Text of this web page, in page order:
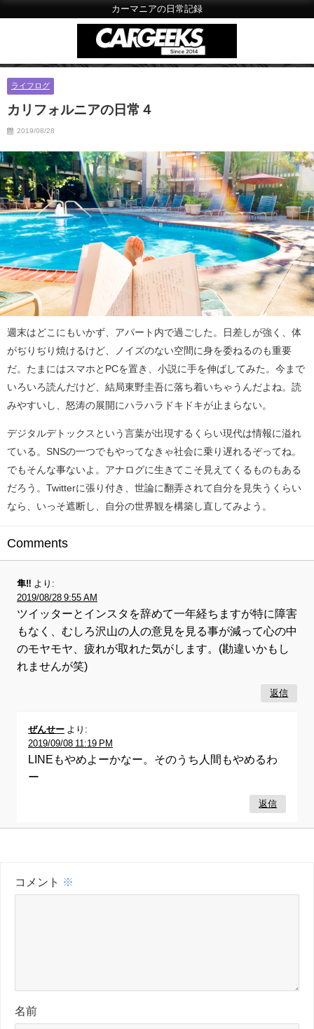
カーマニアの日常記録
ライフログ
カリフォルニアの日常４
2019/08/28
週末はどこにもいかず、アパート内で過ごした。日差しが強く、体
がぢりぢり焼けるけど、ノイズのない空間に身を委ねるのも重要
だ。たまにはスマホとPCを置き、小説に手を伸ばしてみた。今まで
いろいろ読んだけど、結局東野圭吾に落ち着いちゃうんだよね。読
みやすいし、怒涛の展開にハラハラドキドキが止まらない。
デジタルデトックスという言葉が出現するくらい現代は情報に溢れ
ている。SNSの一つでもやってなきゃ社会に乗り遅れるぞってね。
でもそんな事ないよ。アナログに生きてこそ見えてくるものもある
だろう。Twitterに張り付き、世論に翻弄されて自分を見失うくらい
なら、いっそ遮断し、自分の世界観を構築し直してみよう。
Comments
隼‼︎ より:
2019/08/28 9:55 AM
ツイッターとインスタを辞めて一年経ちますが特に障害
もなく、むしろ沢山の人の意見を見る事が減って心の中
のモヤモヤ、疲れが取れた気がします。(勘違いかもし
れませんが笑)
返信
ぜんせー より:
2019/09/08 11:19 PM
LINEもやめよーかなー。そのうち人間もやめるわ
ー
返信
コメント ※
名前